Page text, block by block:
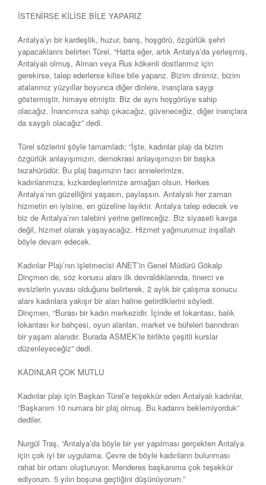
İSTENİRSE KİLİSE BİLE YAPARIZ
Antalya’yı bir kardeşlik, huzur, barış, hoşgörü, özgürlük şehri
yapacaklarını belirten Türel, “Hatta eğer, artık Antalya’da yerleşmiş,
Antalyalı olmuş, Alman veya Rus kökenli dostlarımız için
gerekirse, talep ederlerse kilise bile yaparız. Bizim dinimiz, bizim
atalarımız yüzyıllar boyunca diğer dinlere, inançlara saygı
göstermiştir, himaye etmiştir. Biz de aynı hoşgörüye sahip
olacağız. İnancımıza sahip çıkacağız, güveneceğiz, diğer inançlara
da saygılı olacağız” dedi.
Türel sözlerini şöyle tamamladı: “İşte, kadınlar plajı da bizim
özgürlük anlayışımızın, demokrasi anlayışımızın bir başka
tezahürüdür. Bu plaj başımızın tacı annelerimize,
kadınlarımıza, kızkardeşlerimize armağan olsun. Herkes
Antalya’nın güzelliğini yaşasın, paylaşsın. Antalyalı her zaman
hizmetin en iyisine, en güzeline layıktır. Antalya talep edecek ve
biz de Antalya’nın talebini yerine getireceğiz. Biz siyaseti kavga
değil, hizmet olarak yaşayacağız. Hizmet yağmurumuz inşallah
böyle devam edecek.
Kadınlar Plajı’nın işletmecisi ANET’in Genel Müdürü Gökalp
Dinçmen de, söz konusu alanı ilk devraldıklarında, tinerci ve
evsizlerin yuvası olduğunu belirterek, 2 aylık bir çalışma sonucu
alanı kadınlara yakışır bir alan haline getirdiklerini söyledi.
Dinçmen, “Burası bir kadın merkezidir. İçinde et lokantası, balık
lokantası kır bahçesi, oyun alanları, market ve büfeleri barındıran
bir yaşam alanıdır. Burada ASMEK’le birlikte çeşitli kurslar
düzenleyeceğiz” dedi.
KADINLAR ÇOK MUTLU
Kadınlar plajı için Başkan Türel’e teşekkür eden Antalyalı kadınlar,
“Başkanım 10 numara bir plaj olmuş. Bu kadarını beklemiyorduk”
dediler.
Nurgül Traş, “Antalya’da böyle bir yer yapılması gerçekten Antalya
için çok iyi bir uygulama. Çevre de böyle kadınların bulunması
rahat bir ortam oluşturuyor. Menderes başkanıma çok teşekkür
ediyorum. 5 yılın boşuna geçtiğini düşünüyorum.”